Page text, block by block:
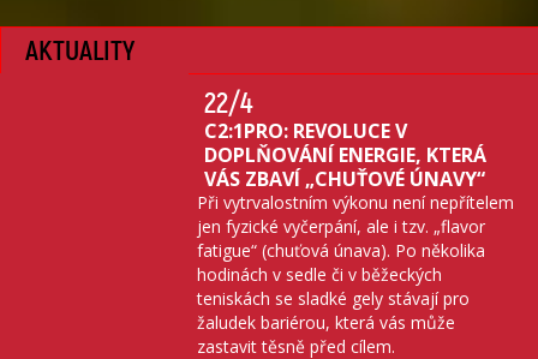
AKTUALITY
22/4
C2:1PRO: REVOLUCE V
DOPLŇOVÁNÍ ENERGIE, KTERÁ
VÁS ZBAVÍ „CHUŤOVÉ ÚNAVY“
Při vytrvalostním výkonu není nepřítelem
jen fyzické vyčerpání, ale i tzv. „flavor
fatigue“ (chuťová únava). Po několika
hodinách v sedle či v běžeckých
teniskách se sladké gely stávají pro
žaludek bariérou, která vás může
zastavit těsně před cílem.